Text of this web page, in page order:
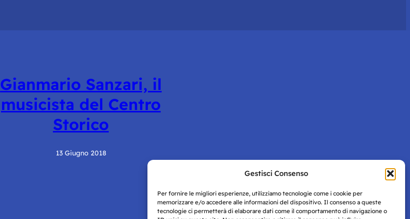
Gestisci Consenso
Per fornire le migliori esperienze, utilizziamo tecnologie come i cookie per
memorizzare e/o accedere alle informazioni del dispositivo. Il consenso a queste
tecnologie ci permetterà di elaborare dati come il comportamento di navigazione o
Gianmario Sanzari, il
musicista del Centro
Storico
13 Giugno 2018